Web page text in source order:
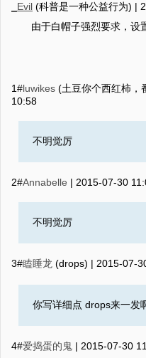
_Evil (科普是一种公益行为) |
由于白帽子强烈要求，
1#luwikes (土豆你个西红柿，
10:58
不明觉厉
2#Annabelle | 2015-07-30
不明觉厉
3#瞌睡龙 (drops) | 2015-07-
你写详细点 drops来一发
4#爱捣蛋的鬼 | 2015-07-30